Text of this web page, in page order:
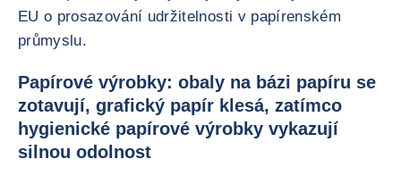
EU o prosazování udržitelnosti v papírenském
průmyslu.
Papírové výrobky: obaly na bázi papíru se
zotavují, grafický papír klesá, zatímco
hygienické papírové výrobky vykazují
silnou odolnost